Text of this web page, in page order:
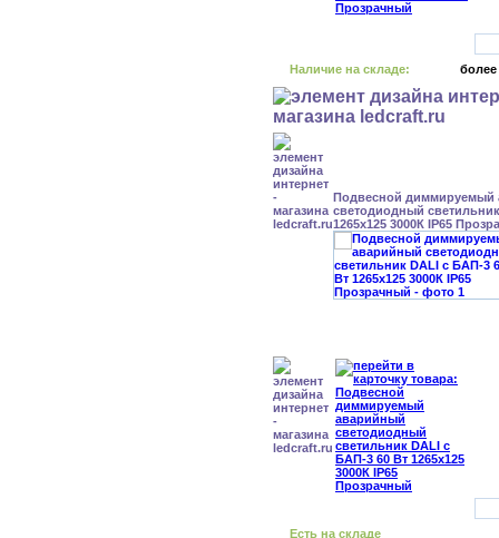
Наличие на складе: более
Подвесной диммируемый
светодиодный
1265x125 3000К IP65
Есть на складе